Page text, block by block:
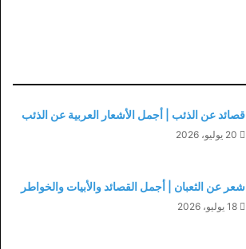
قصائد عن الذئب | أجمل الأشعار العربية عن الذئب
20 يوليو، 2026
شعر عن الثعبان | أجمل القصائد والأبيات والخواطر
18 يوليو، 2026